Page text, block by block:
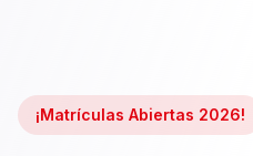
¡Matrículas Abiertas 2026!